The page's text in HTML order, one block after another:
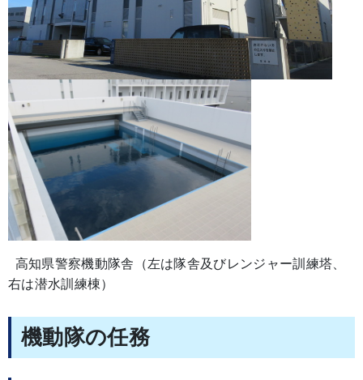
高知県警察機動隊舎（左は隊舎及びレンジャー訓練塔、
右は潜水訓練棟）
機動隊の任務